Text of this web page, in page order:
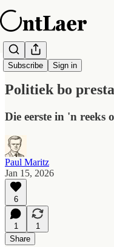
Subscribe Sign in
OntLaer Daagliks
Politiek bo
Die eerste in 'n
Paul Maritz
Jan 15, 2026
6
1
1
Share